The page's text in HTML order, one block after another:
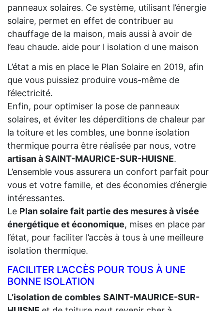
panneaux solaires. Ce système, utilisant l’énergie
solaire, permet en effet de contribuer au
chauffage de la maison, mais aussi à avoir de
l’eau chaude. aide pour l isolation d une maison
L’état a mis en place le Plan Solaire en 2019, afin
que vous puissiez produire vous-même de
l’électricité.
Enfin, pour optimiser la pose de panneaux
solaires, et éviter les déperditions de chaleur par
la toiture et les combles, une bonne isolation
thermique pourra être réalisée par nous, votre
artisan à SAINT-MAURICE-SUR-HUISNE.
L’ensemble vous assurera un confort parfait pour
vous et votre famille, et des économies d’énergie
intéressantes.
Le Plan solaire fait partie des mesures à visée
énergétique et économique, mises en place par
l’état, pour faciliter l’accès à tous à une meilleure
isolation thermique.
FACILITER L’ACCÈS POUR TOUS À UNE
BONNE ISOLATION
L’isolation de combles SAINT-MAURICE-SUR-